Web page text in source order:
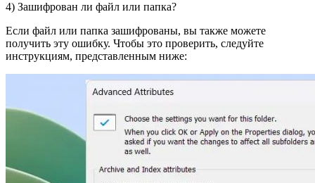
4) Зашифрован ли файл или папка?
Если файл или папка зашифрованы, вы также можете
получить эту ошибку. Чтобы это проверить, следуйте
инструкциям, представленным ниже: